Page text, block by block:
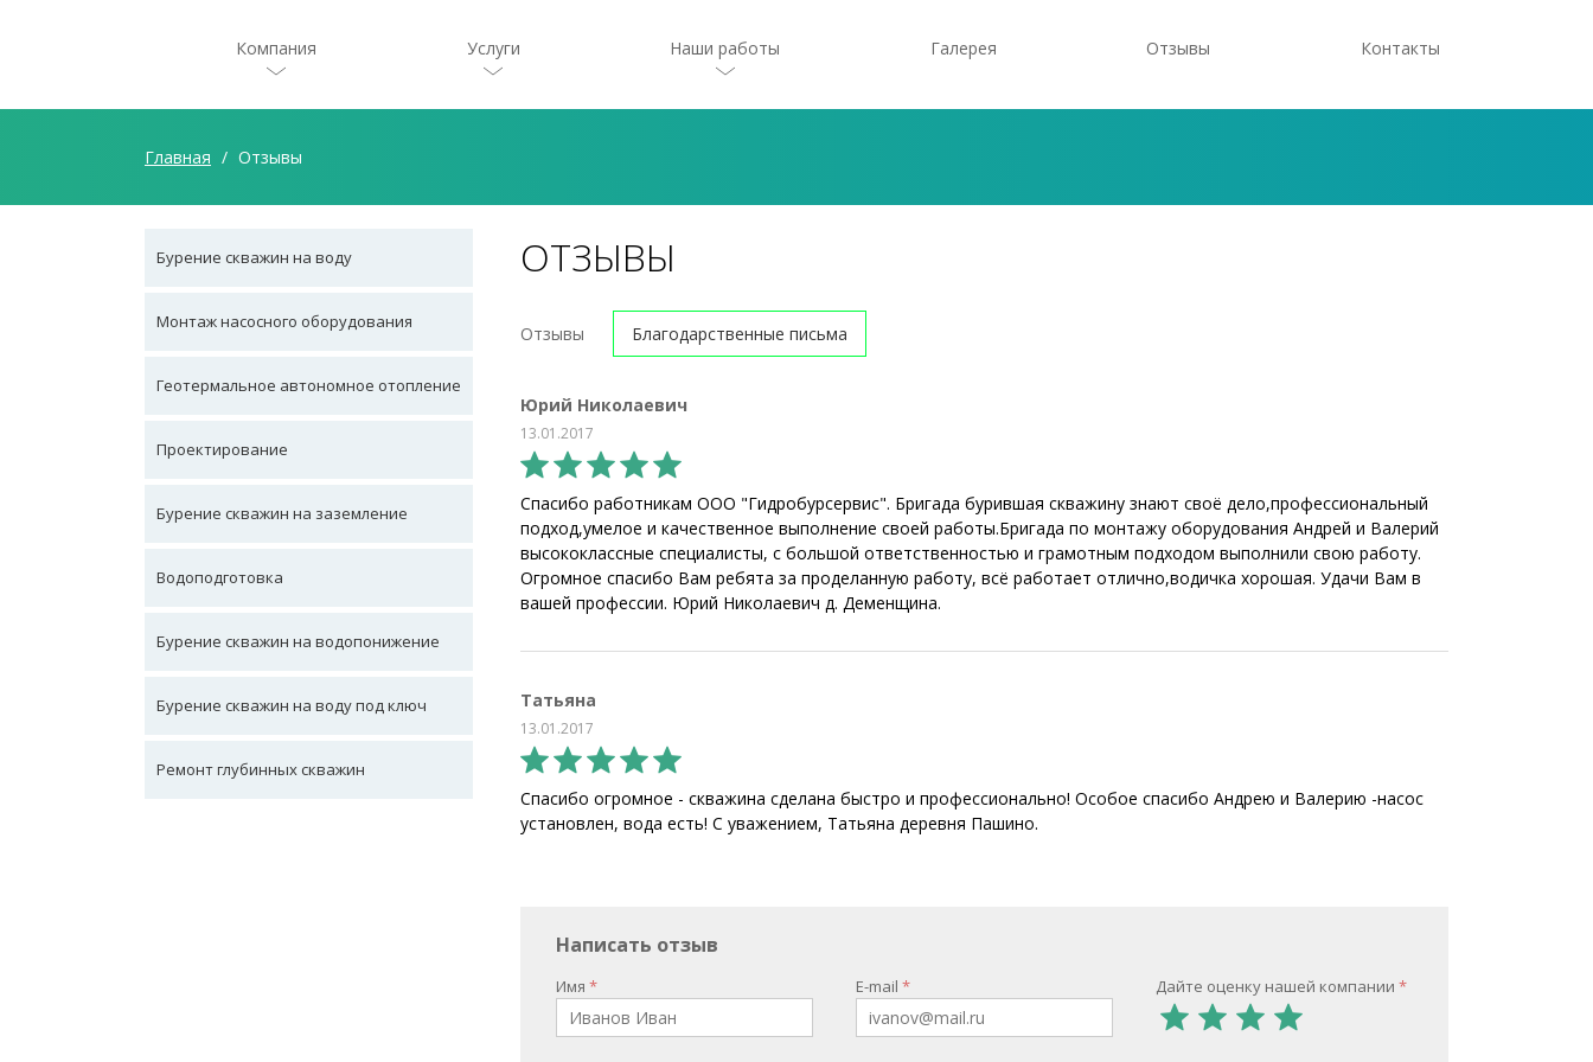
Компания Услуги Наши работы Галерея Отзывы Контакты
Главная Отзывы
Бурение скважин на воду
Монтаж насосного оборудования
Геотермальное автономное отопление
Проектирование
Бурение скважин на заземление
Водоподготовка
Бурение скважин на водопонижение
Бурение скважин на воду под ключ
Ремонт глубинных скважин
ОТЗЫВЫ
Отзывы Благодарственные письма
Юрий Николаевич
13.01.2017
Спасибо работникам ООО "Гидробурсервис". Бригада бурившая скважину знают своё дело,профессиональный
подход,умелое и качественное выполнение своей работы.Бригада по монтажу оборудования Андрей и Валерий
высококлассные специалисты, с большой ответственностью и грамотным подходом выполнили свою работу.
Огромное спасибо Вам ребята за проделанную работу, всё работает отлично,водичка хорошая. Удачи Вам в
вашей профессии. Юрий Николаевич д. Деменщина.
Татьяна
13.01.2017
Спасибо огромное - скважина сделана быстро и профессионально! Особое спасибо Андрею и Валерию -насос
установлен, вода есть! С уважением, Татьяна деревня Пашино.
Написать отзыв
Имя E-mail Дайте оценку нашей компании